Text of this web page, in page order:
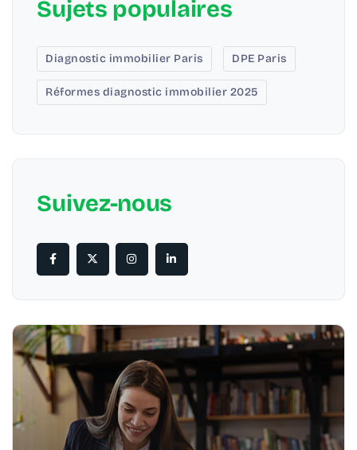
Sujets populaires
Diagnostic immobilier Paris DPE Paris
Réformes diagnostic immobilier 2025
Suivez-nous